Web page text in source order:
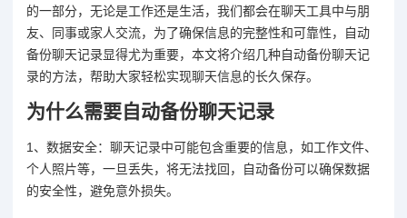
的一部分，无论是工作还是生活，我们都会在聊天工具中与朋
友、同事或家人交流，为了确保信息的完整性和可靠性，自动
备份聊天记录显得尤为重要，本文将介绍几种自动备份聊天记
录的方法，帮助大家轻松实现聊天信息的长久保存。
为什么需要自动备份聊天记录
1、数据安全：聊天记录中可能包含重要的信息，如工作文件、
个人照片等，一旦丢失，将无法找回，自动备份可以确保数据
的安全性，避免意外损失。